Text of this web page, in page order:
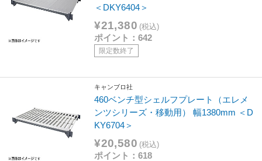
＜DKY6404＞
¥21,380 (税込)
ポイント：642
限定数終了
キャンブロ社
460ベンチ型シェルフプレート（エレメ
ンツシリーズ・移動用） 幅1380mm ＜D
KY6704＞
¥20,580 (税込)
ポイント：618